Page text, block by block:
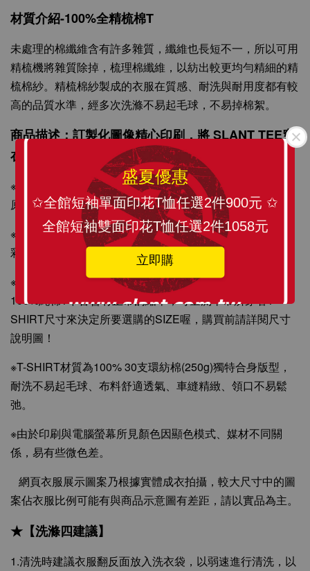
盛夏優惠
✩全館短袖單面印花T恤任選2件900元 ✩
全館短袖雙面印花T恤任選2件1058元
立即購
100%精梳環紡棉 亞洲版型 經典合身12色可選
NT$ 199
NT$ 299
- +
材質介紹-100%全精梳棉T
未處理的棉纖維含有許多雜質，纖維也長短不一，所以可用
精梳機將雜質除掉，梳理棉纖維，以紡出較更均勻精細的精
梳棉紗。精梳棉紗製成的衣服在質感、耐洗與耐用度都有較
高的品質水準，經多次洗滌不易起毛球，不易掉棉絮。
商品描述：訂製化圖像精心印刷，將 SLANT TEE穿
在身上更顯個人風格與時尚感。
※T-SHIRT原料從織染剪裁、車縫整燙、印刷製程與包裝材
原料皆為MIT台灣製造，請安心選購！
※印刷採國際無毒認證環保紡織墨水，絕非熱昇華轉印，色
彩飽和度更佳。
※尺寸表與實際衣服上下誤差約2cm(縮率值為5-8%內)，
100%純棉T下皆會有正常的縮率，可量測平常所穿著T-
SHIRT尺寸來決定所要選購的SIZE喔，購買前請詳閱尺寸
說明圖！
※T-SHIRT材質為100% 30支環紡棉(250g)獨特合身版型，
耐洗不易起毛球、布料舒適透氣、車縫精緻、領口不易鬆
弛。
※由於印刷與電腦螢幕所見顏色因顯色模式、媒材不同關
係，易有些微色差。
網頁衣服展示圖案乃根據實體成衣拍攝，較大尺寸中的圖
案佔衣服比例可能有與商品示意圖有差距，請以實品為主。
★【洗滌四建議】
1.清洗時建議衣服翻反面放入洗衣袋，以弱速進行清洗，以